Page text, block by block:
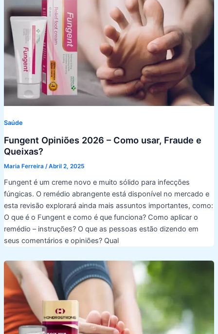
Saúde
Fungent Opiniões 2026 – Como usar, Fraude e
Queixas?
Maria Ferreira /Abril 2, 2025
Fungent é um creme novo e muito sólido para infecções
fúngicas. O remédio abrangente está disponível no mercado e
esta revisão explorará ainda mais assuntos importantes, como:
O que é o Fungent e como é que funciona? Como aplicar o
remédio – instruções? O que as pessoas estão dizendo em
seus comentários e opiniões? Qual